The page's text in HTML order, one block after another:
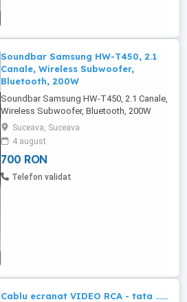
Soundbar Samsung HW-T450, 2.1
Canale, Wireless Subwoofer,
Bluetooth, 200W
Soundbar Samsung HW-T450, 2.1 Canale,
Wireless Subwoofer, Bluetooth, 200W
Soundbar Samsung HW-T450, 2.1 Canale,
200W, Wireless Soundbar Samsung HW-
T450, 2.1 Canale, 200W, Wireless
Subwoofer, Bluetooth Vand soundbar
Samsung, model HW-KT50 EN (Putere
Suceava, Suceava
4 august
700 RON
Telefon validat
Cablu ecranat VIDEO RCA - tata ......